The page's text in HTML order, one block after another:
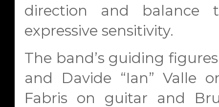
direction and balance
expressive sensitivity.
The band’s guiding
and Davide “Ian” Valle
Fabris on guitar and